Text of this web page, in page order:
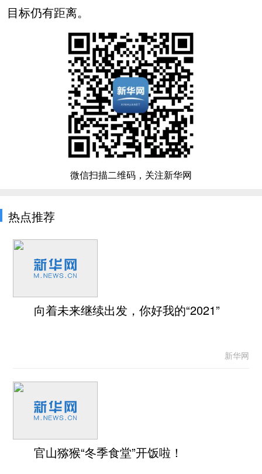
目标仍有距离。
微信扫描二维码，关注新华网
热点推荐
向着未来继续出发，你好我的“2021”
新华网
官山猕猴“冬季食堂”开饭啦！